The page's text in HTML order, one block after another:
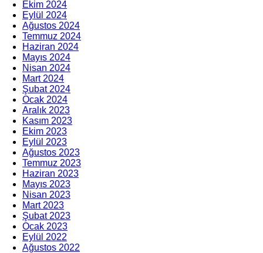
Ekim 2024
Eylül 2024
Ağustos 2024
Temmuz 2024
Haziran 2024
Mayıs 2024
Nisan 2024
Mart 2024
Şubat 2024
Ocak 2024
Aralık 2023
Kasım 2023
Ekim 2023
Eylül 2023
Ağustos 2023
Temmuz 2023
Haziran 2023
Mayıs 2023
Nisan 2023
Mart 2023
Şubat 2023
Ocak 2023
Eylül 2022
Ağustos 2022